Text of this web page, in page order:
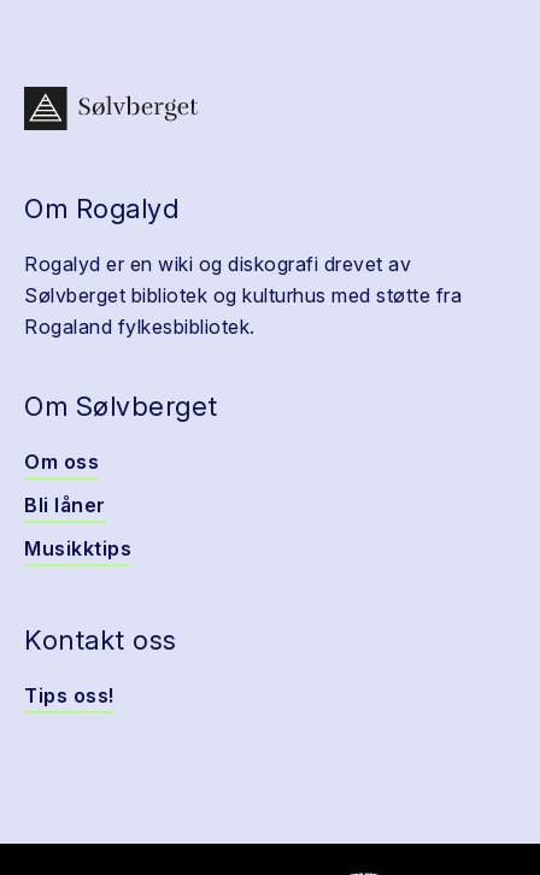
Om Rogalyd
Rogalyd er en wiki og diskografi drevet av
Sølvberget bibliotek og kulturhus med støtte fra
Rogaland fylkesbibliotek.
Om Sølvberget
Om oss
Bli låner
Musikktips
Kontakt oss
Tips oss!